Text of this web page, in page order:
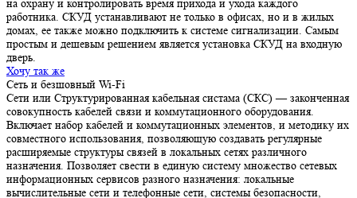
на охрану и контролировать время прихода и ухода каждого
работника. СКУД устанавливают не только в офисах, но и в жилых
домах, ее также можно подключить к системе сигнализации. Самым
простым и дешевым решением является установка СКУД на входную
дверь.
Хочу так же
Сеть и безшовный Wi-Fi
Сети или Структурированная кабельная систама (СКС) — законченная
совокупность кабелей связи и коммутационного оборудования.
Включает набор кабелей и коммутационных элементов, и методику их
совместного использования, позволяющую создавать регулярные
расширяемые структуры связей в локальных сетях различного
назначения. Позволяет свести в единую систему множество сетевых
информационных сервисов разного назначения: локальные
вычислительные сети и телефонные сети, системы безопасности,